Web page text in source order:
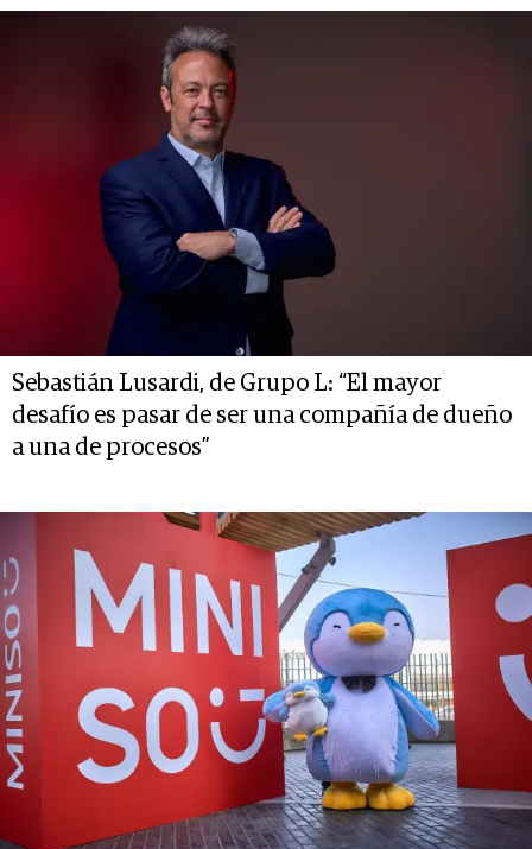
Sebastián Lusardi, de Grupo L: “El mayor
desafío es pasar de ser una compañía de dueño
a una de procesos”